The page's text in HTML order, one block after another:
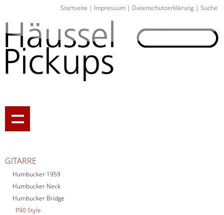
Startseite | Impressum | Datenschutzerklärung | Suche
GITARRE
Humbucker 1959
Humbucker Neck
Humbucker Bridge
P90 Style